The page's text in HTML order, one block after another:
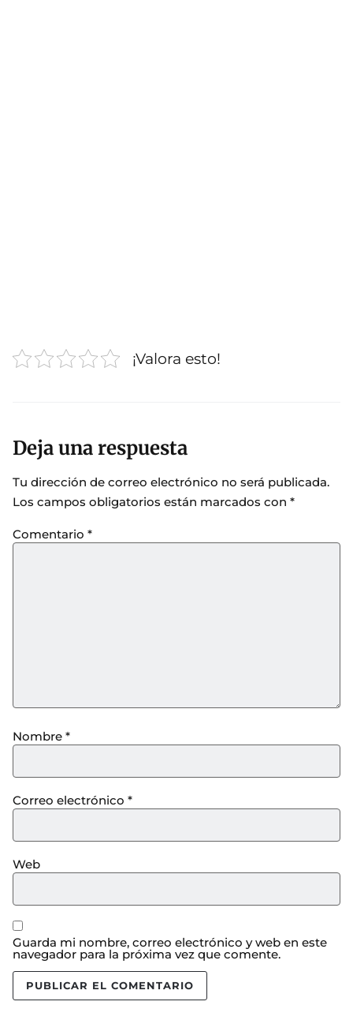
¡Valora esto!
Deja una respuesta
Tu dirección de correo electrónico no será publicada.
Los campos obligatorios están marcados con *
Comentario *
Nombre *
Correo electrónico *
Web
Guarda mi nombre, correo electrónico y web en este
navegador para la próxima vez que comente.